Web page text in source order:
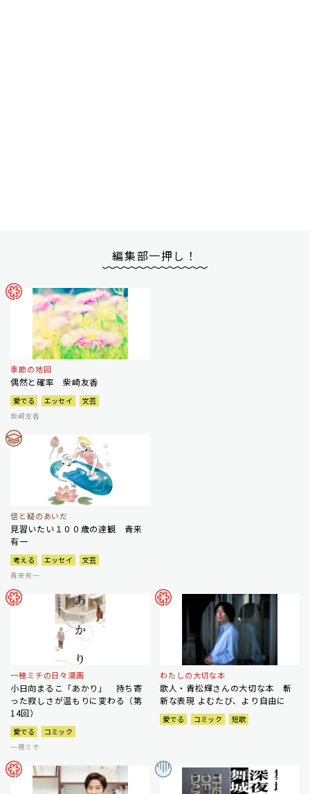
編集部一押し！
季節の地図
偶然と確率 柴崎友香
愛でる エッセイ
文芸
柴崎友香
信と疑のあいだ
見習いたい１００歳の達観 青来
有一
考える エッセイ
文芸
青来有一
一穂ミチの日々漫画
小日向まるこ「あかり」 持ち寄
った寂しさが温もりに変わる（第
14回）
愛でる
コミック
一穂ミチ
わたしの大切な本
歌人・青松輝さんの大切な本 斬
新な表現 よむたび、より自由に
愛でる コミック 短歌